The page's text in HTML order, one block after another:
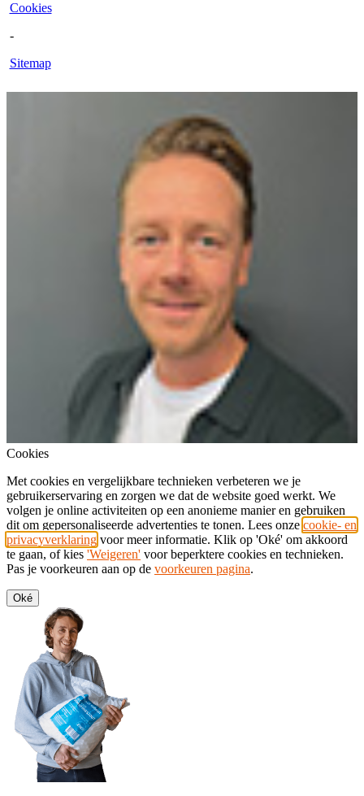
Cookies
-
Sitemap
Cookies
Met cookies en vergelijkbare technieken verbeteren we je
gebruikerservaring en zorgen we dat de website goed werkt. We
volgen je online activiteiten op een anonieme manier en gebruiken
dit om gepersonaliseerde advertenties te tonen. Lees onze cookie- en
privacyverklaring voor meer informatie. Klik op 'Oké' om akkoord
te gaan, of kies 'Weigeren' voor beperktere cookies en technieken.
Pas je voorkeuren aan op de voorkeuren pagina.
Oké